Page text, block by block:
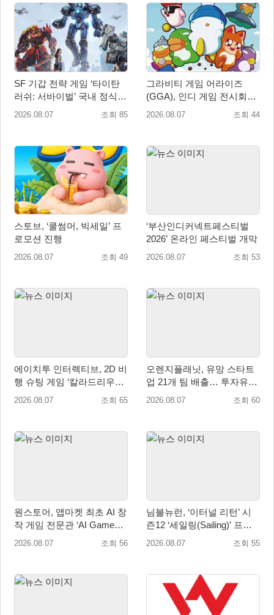
SF 기갑 전략 게임 ‘타이탄
러쉬: 서바이벌’ 국내 정식
출시
2026.08.07 조회 85
그라비티 게임 어라이즈
(GGA), 인디 게임 전시회
‘도쿄 게임 던전 13’ 참가!
2026.08.07 조회 44
스토브, ‘쿨썸머, 빅세일’ 프
로모션 진행
2026.08.07 조회 49
‘부산인디커넥트페스티벌
2026’ 온라인 페스티벌 개막
2026.08.07 조회 53
에이치투 인터렉티브, 2D 비
행 슈팅 게임 ‘칼라드리우스
2/다크 엘레멘트’ 올 겨울 전
2026.08.07 조회 65
오렌지플래닛, 유망 스타트
업 21개 팀 배출… 투자유치∙
매출성장 성과 눈길
2026.08.07 조회 60
원스토어, 앱마켓 최초 AI 창
작 게임 전문관 ‘AI Games’
오픈
2026.08.07 조회 56
님블뉴런, ‘이터널 리턴’ 시
즌12 ‘세일링(Sailing)’ 프리
시즌 시작
2026.08.07 조회 55